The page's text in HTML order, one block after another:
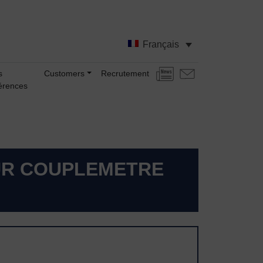
Français
Customers Recrutement Actualités
COUPLEMETRE